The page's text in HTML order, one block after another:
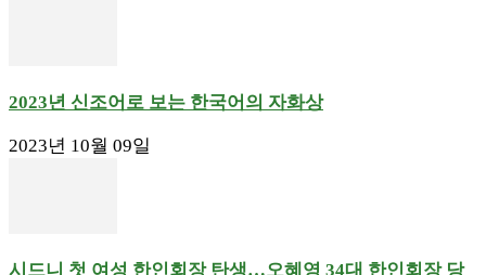
2023년 신조어로 보는 한국어의 자화상
2023년 10월 09일
시드니 첫 여성 한인회장 탄생…오혜영 34대 한인회장 당